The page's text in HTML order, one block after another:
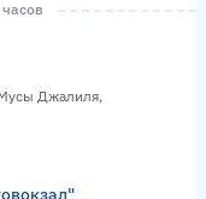
Джалиля,